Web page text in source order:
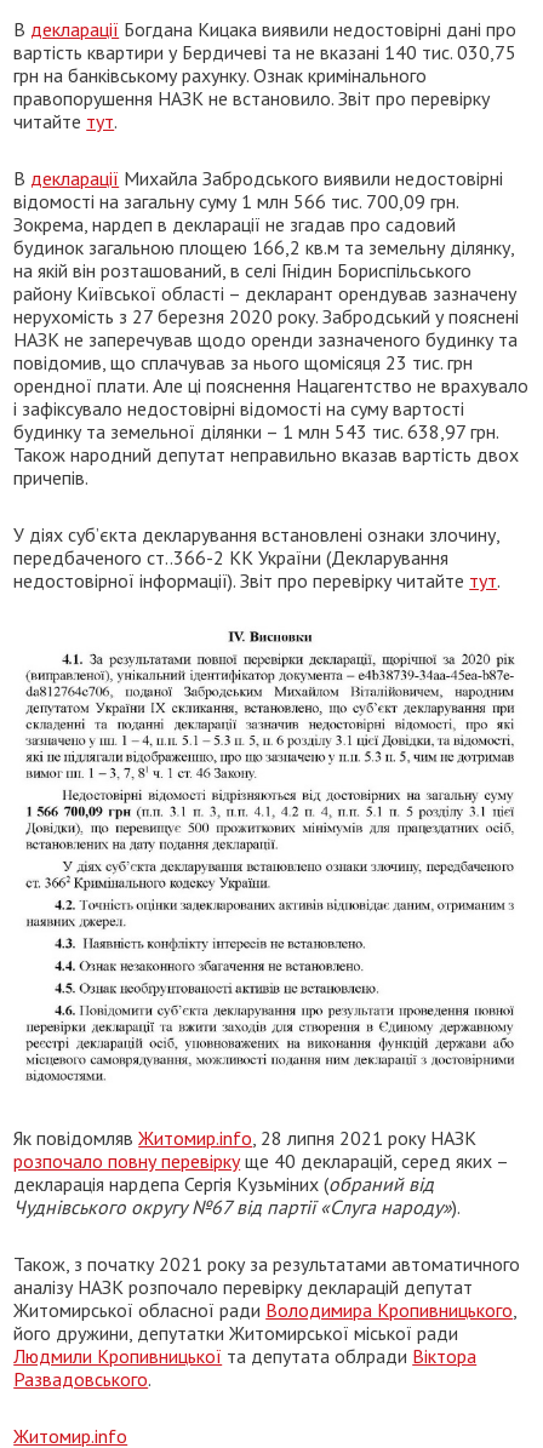
В декларації Богдана Кицака виявили недостовірні дані про
вартість квартири у Бердичеві та не вказані 140 тис. 030,75
грн на банківському рахунку. Ознак кримінального
правопорушення НАЗК не встановило. Звіт про перевірку
читайте тут.
В декларації Михайла Забродського виявили недостовірні
відомості на загальну суму 1 млн 566 тис. 700,09 грн.
Зокрема, нардеп в декларації не згадав про садовий
будинок загальною площею 166,2 кв.м та земельну ділянку,
на якій він розташований, в селі Гнідин Бориспільського
району Київської області – декларант орендував зазначену
нерухомість з 27 березня 2020 року. Забродський у пояснені
НАЗК не заперечував щодо оренди зазначеного будинку та
повідомив, що сплачував за нього щомісяця 23 тис. грн
орендної плати. Але ці пояснення Нацагентство не врахувало
і зафіксувало недостовірні відомості на суму вартості
будинку та земельної ділянки – 1 млн 543 тис. 638,97 грн.
Також народний депутат неправильно вказав вартість двох
причепів.
У діях суб’єкта декларування встановлені ознаки злочину,
передбаченого ст..366-2 КК України (Декларування
недостовірної інформації). Звіт про перевірку читайте тут.
Як повідомлявЖитомир.info , 28 липня 2021 року НАЗК
розпочало повну перевіркуще 40 декларацій, серед яких –
декларація нардепа Сергія Кузьміних (обраний від
Чуднівського округу №67 від партії «Слуга народу»).
Також, з початку 2021 року за результатами автоматичного
аналізу НАЗК розпочало перевірку декларацій депутат
Житомирської обласної ради Володимира Кропивницького
його дружини, депутатки Житомирської міської ради
Людмили Кропивницької та депутата облради Віктора
Развадовського.
Житомир.info